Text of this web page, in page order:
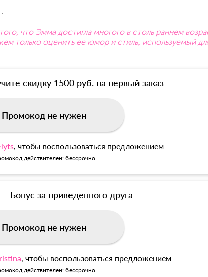
что Эмма достигла многого в столь раннем
только оценить ее юмор и стиль, используемый
скидку 1500 руб. на первый заказ
Промокод не нужен
, чтобы воспользоваться предложением
действителен: бессрочно
Бонус за приведенного друга
Промокод не нужен
, чтобы воспользоваться предложением
действителен: бессрочно